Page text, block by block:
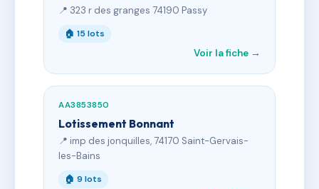
📍 323 r des granges 74190 Passy
🏠 15 lots
Voir la fiche →
AA3853850
Lotissement Bonnant
📍 imp des jonquilles, 74170 Saint-Gervais-
les-Bains
🏠 9 lots